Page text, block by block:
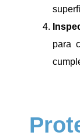
para